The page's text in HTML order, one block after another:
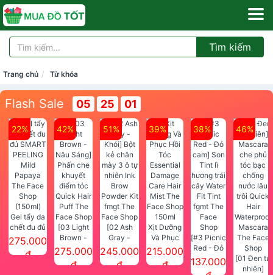
Tìm kiếm
Trang chủ Từ khóa
Flash Sale 05 24 59
22%
Gel tẩy da
chết đu đủ
SMART
PEELING
275.000
đ
42%
[03 Light
Brown -
Nâu Sáng]
Phấn che
275.000
đ
51%
[02 Ash
Gray -
Khói] Bột
kẻ chân
245.000
đ
39%
Xịt Dưỡng
Và Phục
Hồi Tóc
Essential
215.000
đ
38%
[#3 Picnic
Red - Đỏ
cam] Son
137.000
46%
[01 Đen tự
nhiên]